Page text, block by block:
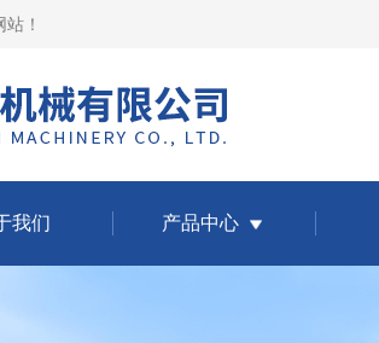
站 ！
我们 产品中心